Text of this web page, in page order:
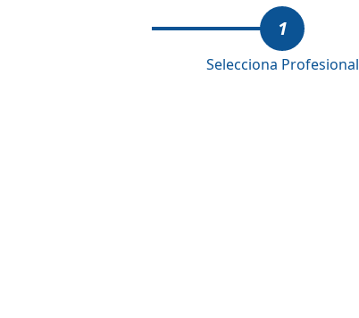
1
Selecciona Profesional